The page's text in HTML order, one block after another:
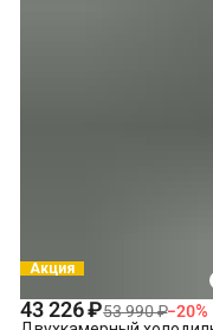
Акция
43 226 ₽53 990 ₽−20%